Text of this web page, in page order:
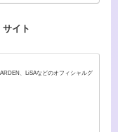
イト
、LiSAなどのオフィシャルグ